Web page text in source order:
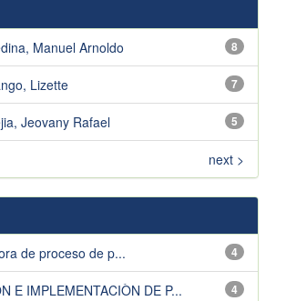
8
Manuel Arnoldo
7
Lizette
5
Jeovany Rafael
next >
4
de proceso de p...
4
E IMPLEMENTACIÒN DE P...